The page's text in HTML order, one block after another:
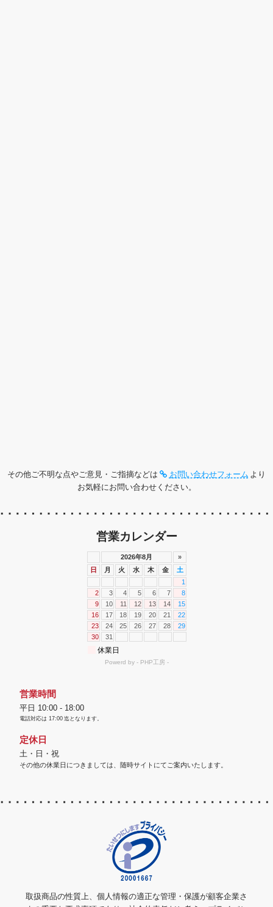
その他ご不明な点やご意見・ご指摘などは お問い合わせフォーム より
お気軽にお問い合わせください。
営業カレンダー
営業時間
平日 10:00 - 18:00
電話対応は 17:00 迄となります。
定休日
土・日・祝
その他の休業日につきましては、随時サイトにてご案内いたします。
取扱商品の性質上、個人情報の適正な管理・保護が顧客企業さ